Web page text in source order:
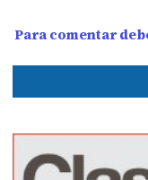
Para comentar